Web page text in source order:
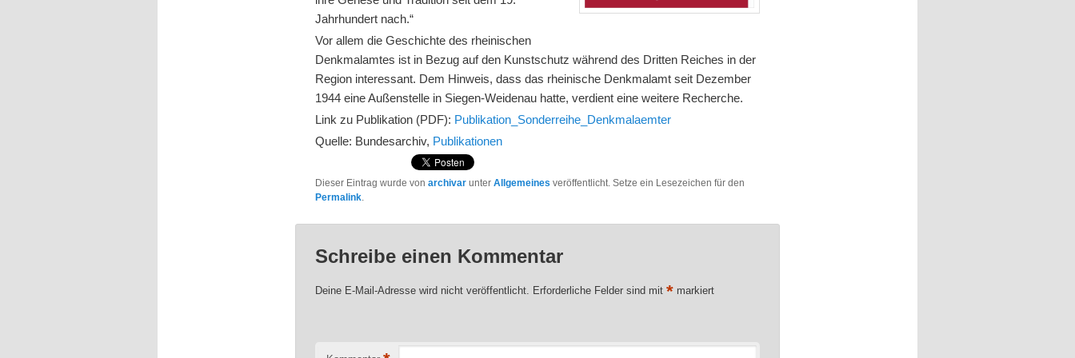
Jahrhundert nach.“
Vor allem die Geschichte des rheinischen
Denkmalamtes ist in Bezug auf den Kunstschutz während des Dritten Reiches in der
Region interessant. Dem Hinweis, dass das rheinische Denkmalamt seit Dezember
1944 eine Außenstelle in Siegen-Weidenau hatte, verdient eine weitere Recherche.
Link zu Publikation (PDF): Publikation_Sonderreihe_Denkmalaemter
Quelle: Bundesarchiv, Publikationen
Dieser Eintrag wurde vonarchivar unterAllgemeines veröffentlicht. Setze ein Lesezeichen für den
Permalink.
Schreibe einen Kommentar
Deine E-Mail-Adresse wird nicht veröffentlicht. Erforderliche Felder sind mit* markiert